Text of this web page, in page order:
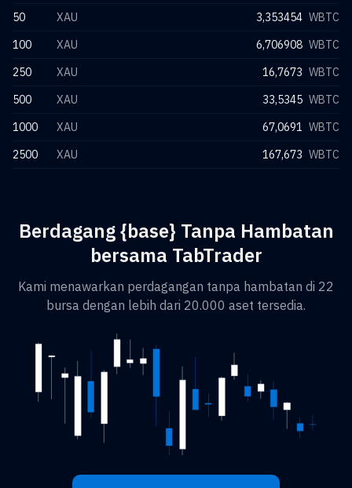
50
XAU 3,353454 WBTC
100
XAU 6,706908 WBTC
250
XAU 16,7673 WBTC
500
XAU 33,5345 WBTC
1000
XAU 67,0691 WBTC
2500
XAU 167,673 WBTC
Berdagang {base} Tanpa Hambatan
bersama TabTrader
Kami menawarkan perdagangan tanpa hambatan di 22
bursa dengan lebih dari 20.000 aset tersedia.